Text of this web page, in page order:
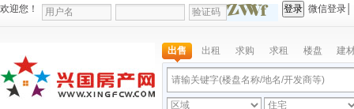
欢迎您！ 微信登录
出售 出租 求购 求租 楼盘 建